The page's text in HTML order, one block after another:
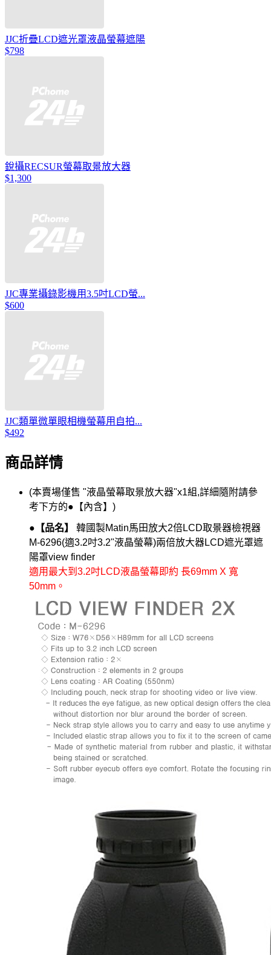
JJC折疊LCD遮光罩液晶螢幕遮陽
$798
銳攝RECSUR螢幕取景放大器
$1,300
JJC專業攝錄影機用3.5吋LCD螢...
$600
JJC類單微單眼相機螢幕用自拍...
$492
商品詳情
(本賣場僅售 "液晶螢幕取景放大器"x1組,詳細隨附請參
考下方的●【內含】)
●【品名】
韓國製Matin馬田放大2倍LCD取景器檢視器
M-6296(適3.2吋3.2"液晶螢幕)兩倍放大器LCD遮光罩遮
陽罩view finder
適用最大到3.2吋LCD液晶螢幕即約 長69mm X 寬
50mm。